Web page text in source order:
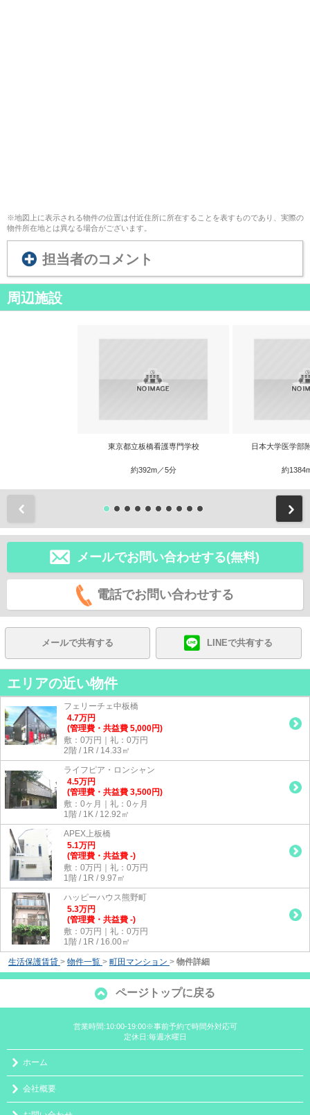
※地図上に表示される物件の位置は付近住所に所在することを表すものであり、実際の
物件所在地とは異なる場合がございます。
担当者のコメント
周辺施設
東京都立板橋看護専門学校
約392m／5分
日本大学医学部
約
メールでお問い合わせする(無料)
電話でお問い合わせする
メールで共有する LINEで共有する
エリアの近い物件
フェリーチェ中板橋
4.7万円
(管理費・共益費 5,000円)
敷：0万円｜礼：0万円
2階 / 1R / 14.33㎡
ライフピア・ロンシャン
4.5万円
(管理費・共益費 3,500円)
敷：0ヶ月｜礼：0ヶ月
1階 / 1K / 12.92㎡
APEX上板橋
5.1万円
(管理費・共益費 -)
敷：0万円｜礼：0万円
1階 / 1R / 9.97㎡
ハッピーハウス熊野町
5.3万円
(管理費・共益費 -)
敷：0万円｜礼：0万円
1階 / 1R / 16.00㎡
生活保護賃貸 > 物件一覧 > 町田マンション > 物件詳細
ページトップに戻る
営業時間:10:00-19:00※事前予約で時間外対応可
定休日:毎週水曜日
ホーム
会社概要